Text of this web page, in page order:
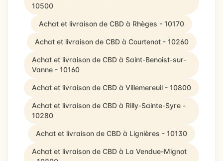
10500
Achat et livraison de CBD à Rhèges - 10170
Achat et livraison de CBD à Courtenot - 10260
Achat et livraison de CBD à Saint-Benoist-sur-
Vanne - 10160
Achat et livraison de CBD à Villemereuil - 10800
Achat et livraison de CBD à Rilly-Sainte-Syre -
10280
Achat et livraison de CBD à Lignières - 10130
Achat et livraison de CBD à La Vendue-Mignot